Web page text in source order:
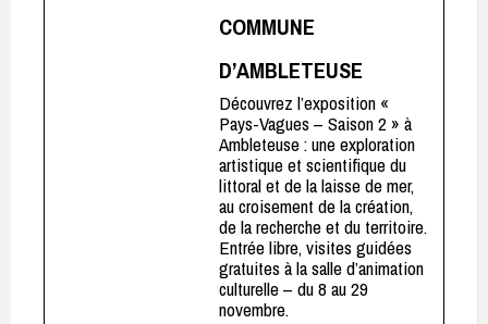
COMMUNE
D’AMBLETEUSE
Découvrez l’exposition «
Pays-Vagues – Saison 2 » à
Ambleteuse : une exploration
artistique et scientifique du
littoral et de la laisse de mer,
au croisement de la création,
de la recherche et du territoire.
Entrée libre, visites guidées
gratuites à la salle d’animation
culturelle – du 8 au 29
novembre.